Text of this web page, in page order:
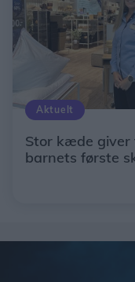
Aktuelt
Stor kæde giver
barnets første